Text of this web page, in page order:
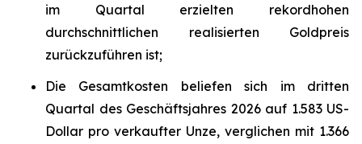
im Quartal erzielten rekordhohen
durchschnittlichen realisierten Goldpreis
zurückzuführen ist;
Die Gesamtkosten beliefen sich im dritten
Quartal des Geschäftsjahres 2026 auf 1.583 US-
Dollar pro verkaufter Unze, verglichen mit 1.366